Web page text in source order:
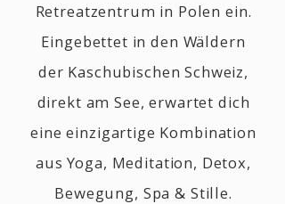
Retreatzentrum in Polen ein.
Eingebettet in den Wäldern
der Kaschubischen Schweiz,
direkt am See, erwartet dich
eine einzigartige Kombination
aus Yoga, Meditation, Detox,
Bewegung, Spa & Stille.